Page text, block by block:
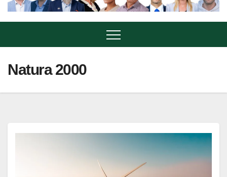
Natura 2000